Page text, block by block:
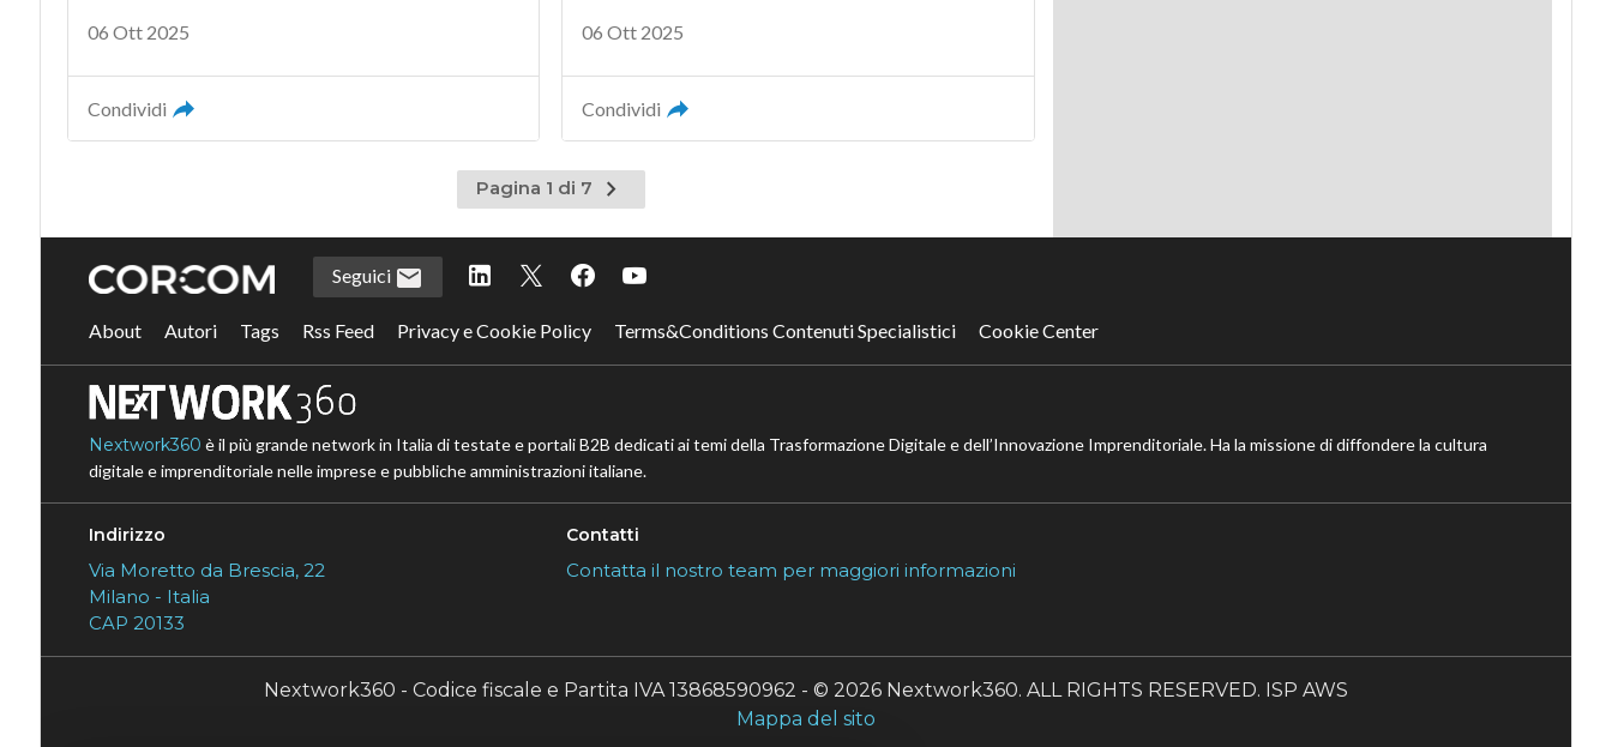
06 Ott 2025
Condividi
06 Ott 2025
Condividi
Pagina 1 di 7
Pagina
successiva
Seguici
About Autori Tags Rss Feed Privacy e Cookie Policy Terms&Conditions Contenuti Specialistici Cookie Center
Nextwork360 è il più grande network in Italia di testate e portali B2B dedicati ai temi della Trasformazione Digitale e dell’Innovazione Imprenditoriale. Ha la missione di diffondere la cultura
digitale e imprenditoriale nelle imprese e pubbliche amministrazioni italiane.
Indirizzo
Via Moretto da Brescia, 22
Milano - Italia
CAP 20133
Contatti
Contatta il nostro team per maggiori informazioni
Nextwork360 - Codice fiscale e Partita IVA 13868590962 - © 2026 Nextwork360. ALL RIGHTS RESERVED. ISP AWS
Mappa del sito